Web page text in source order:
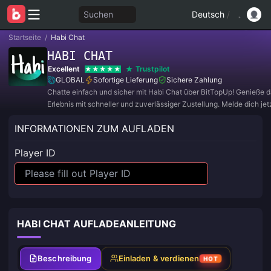
Suchen Deutsch /
Startseite / Habi Chat
HABI CHAT
Excellent
Trustpilot
GLOBAL
Sofortige Lieferung
Sichere Zahlung
Chatte einfach und sicher mit Habi Chat über BitTopUp! Genieße
Erlebnis mit schneller und zuverlässiger Zustellung. Melde dich
INFORMATIONEN ZUM AUFLADEN
Player ID
HABI CHAT AUFLADEANLEITUNG
Beschreibung Einladen & verdienen HOT